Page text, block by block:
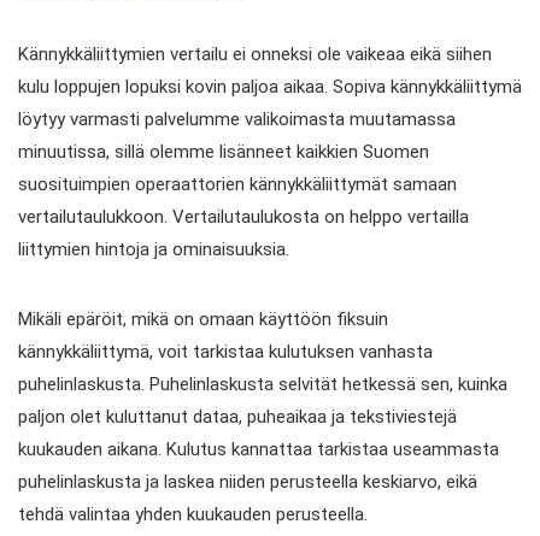
Kännykkäliittymien vertailu ei onneksi ole vaikeaa eikä siihen
kulu loppujen lopuksi kovin paljoa aikaa. Sopiva kännykkäliittymä
löytyy varmasti palvelumme valikoimasta muutamassa
minuutissa, sillä olemme lisänneet kaikkien Suomen
suosituimpien operaattorien kännykkäliittymät samaan
vertailutaulukkoon. Vertailutaulukosta on helppo vertailla
liittymien hintoja ja ominaisuuksia.
Mikäli epäröit, mikä on omaan käyttöön fiksuin
kännykkäliittymä, voit tarkistaa kulutuksen vanhasta
puhelinlaskusta. Puhelinlaskusta selvität hetkessä sen, kuinka
paljon olet kuluttanut dataa, puheaikaa ja tekstiviestejä
kuukauden aikana. Kulutus kannattaa tarkistaa useammasta
puhelinlaskusta ja laskea niiden perusteella keskiarvo, eikä
tehdä valintaa yhden kuukauden perusteella.